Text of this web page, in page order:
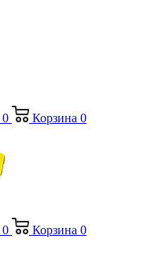
0 Корзина 0
0 Корзина 0